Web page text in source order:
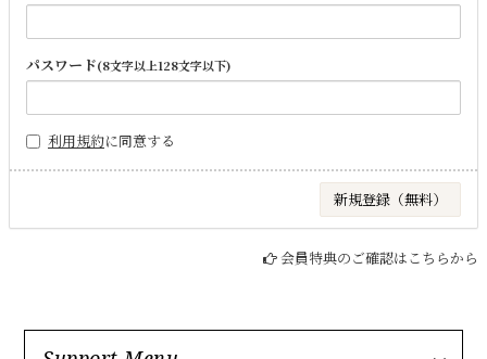
パスワード(8文字以上128文字以下)
利用規約に同意する
会員特典のご確認はこちらから